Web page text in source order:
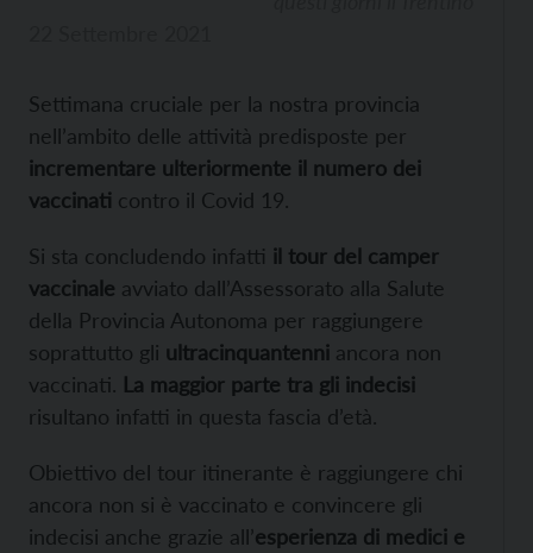
Settimana cruciale per la nostra provincia
nell’ambito delle attività predisposte per
incrementare ulteriormente il numero dei
vaccinati contro il Covid 19.
Si sta concludendo infatti il tour del camper
vaccinale avviato dall’Assessorato alla Salute
della Provincia Autonoma per raggiungere
soprattutto gli ultracinquantenni ancora non
vaccinati. La maggior parte tra gli indecisi
risultano infatti in questa fascia d’età.
Obiettivo del tour itinerante è raggiungere chi
ancora non si è vaccinato e convincere gli
indecisi anche grazie all’esperienza di medici e